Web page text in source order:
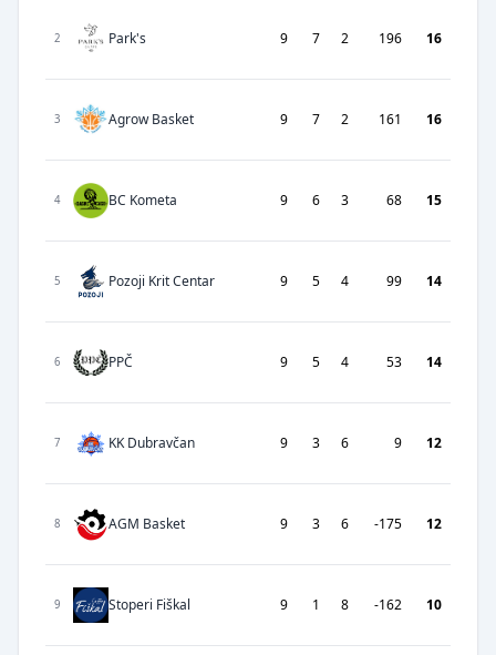
2 Park's 9 7 2 196 16
3 Agrow Basket 9 7 2 161 16
4 BC Kometa 9 6 3 68 15
5 Pozoji Krit Centar 9 5 4 99 14
6 PPČ 9 5 4 53 14
7 KK Dubravčan 9 3 6 9 12
8 AGM Basket 9 3 6 -175 12
9 Stoperi Fiškal 9 1 8 -162 10